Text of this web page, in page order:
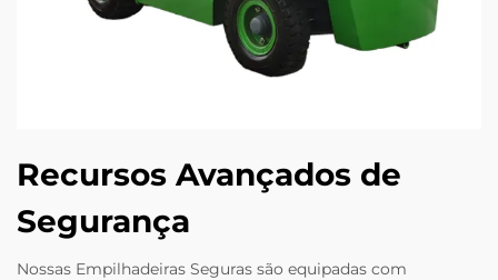
Recursos Avançados de
Segurança
Nossas Empilhadeiras Seguras são equipadas com